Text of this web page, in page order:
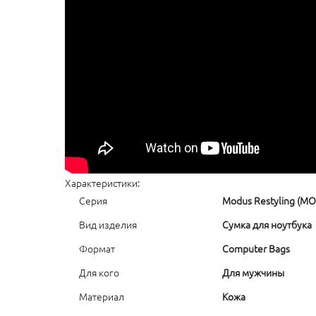
Характеристики:
Серия
Modus Restyling
Вид изделия
Сумка для ноутбука
Формат
Computer Bags
Для кого
Для мужчины
Материал
Кожа